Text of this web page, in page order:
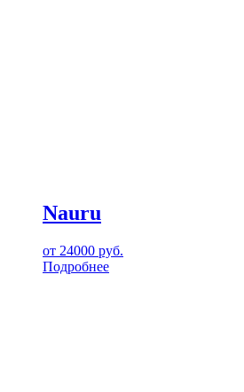
Nauru
от 24000 руб.
Подробнее